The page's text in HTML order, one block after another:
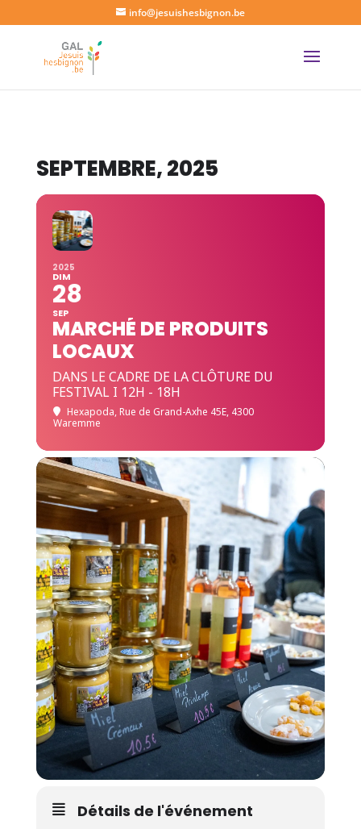
info@jesuishesbignon.be
SEPTEMBRE, 2025
2025
DIM
28
SEP
MARCHÉ DE PRODUITS
LOCAUX
DANS LE CADRE DE LA CLÔTURE DU
FESTIVAL I 12H - 18H
Hexapoda, Rue de Grand-Axhe 45E, 4300
Waremme
Détails de l'événement